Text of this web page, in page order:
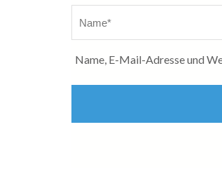
Name, E-Mail-Adresse und